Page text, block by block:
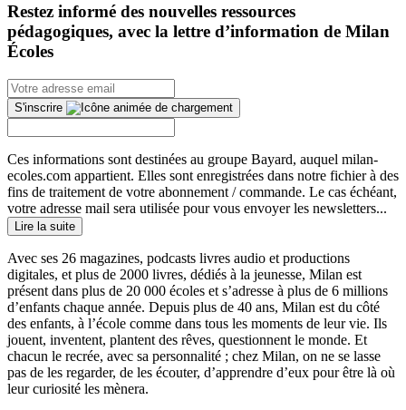
Restez informé des nouvelles ressources
pédagogiques, avec la lettre d’information de Milan
Écoles
S'inscrire
Ces informations sont destinées au groupe Bayard, auquel milan-
ecoles.com appartient. Elles sont enregistrées dans notre fichier à des
fins de traitement de votre abonnement / commande. Le cas échéant,
votre adresse mail sera utilisée pour vous envoyer les newsletters...
Lire la suite
Avec ses 26 magazines, podcasts livres audio et productions
digitales, et plus de 2000 livres, dédiés à la jeunesse, Milan est
présent dans plus de 20 000 écoles et s’adresse à plus de 6 millions
d’enfants chaque année. Depuis plus de 40 ans, Milan est du côté
des enfants, à l’école comme dans tous les moments de leur vie. Ils
jouent, inventent, plantent des rêves, questionnent le monde. Et
chacun le recrée, avec sa personnalité ; chez Milan, on ne se lasse
pas de les regarder, de les écouter, d’apprendre d’eux pour être là où
leur curiosité les mènera.